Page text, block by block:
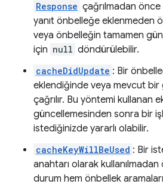
Response çağrılmadan önce
yanıt önbelleğe eklenmeden
veya önbelleğin tamamen
için null döndürülebilir.
cacheDidUpdate : Bir
eklendiğinde veya mevcut
çağrılır. Bu yöntemi kullanan
güncellemesinden sonra bir
istediğinizde yararlı olabilir.
cacheKeyWillBeUsed : Bir
anahtarı olarak kullanılmadan
durum hem önbellek